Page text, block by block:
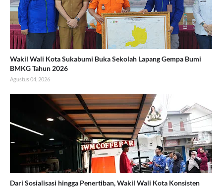
Wakil Wali Kota Sukabumi Buka Sekolah Lapang Gempa Bumi
BMKG Tahun 2026
Agustus 04, 2026
Dari Sosialisasi hingga Penertiban, Wakil Wali Kota Konsisten